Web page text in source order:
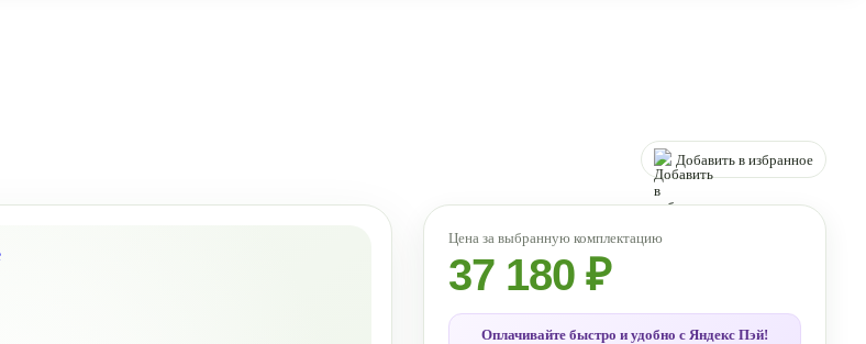
Добавить в избранное
37 180 ₽
Оплачивайте быстро и удобно с Яндекс Пэй!